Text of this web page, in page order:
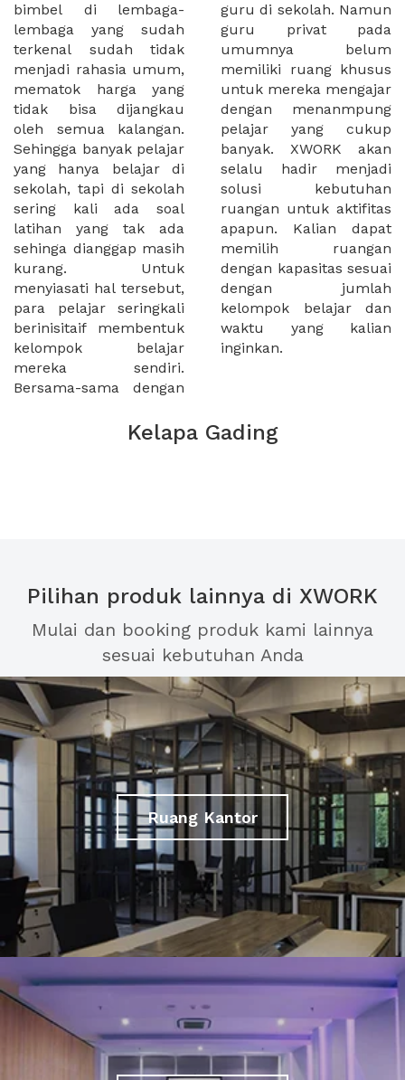
bimbel di lembaga-
lembaga yang sudah
terkenal sudah tidak
menjadi rahasia umum,
mematok harga yang
tidak bisa dijangkau
oleh semua kalangan.
Sehingga banyak pelajar
yang hanya belajar di
sekolah, tapi di sekolah
sering kali ada soal
latihan yang tak ada
sehinga dianggap masih
kurang. Untuk
menyiasati hal tersebut,
para pelajar seringkali
berinisitaif membentuk
kelompok belajar
mereka sendiri.
Bersama-sama dengan
guru di sekolah. Namun
guru privat pada
umumnya belum
memiliki ruang khusus
untuk mereka mengajar
dengan menanmpung
pelajar yang cukup
banyak. XWORK akan
selalu hadir menjadi
solusi kebutuhan
ruangan untuk aktifitas
apapun. Kalian dapat
memilih ruangan
dengan kapasitas sesuai
dengan jumlah
kelompok belajar dan
waktu yang kalian
inginkan.
Kelapa Gading
Pilihan produk lainnya di XWORK
Mulai dan booking produk kami lainnya
sesuai kebutuhan Anda
Ruang Kantor